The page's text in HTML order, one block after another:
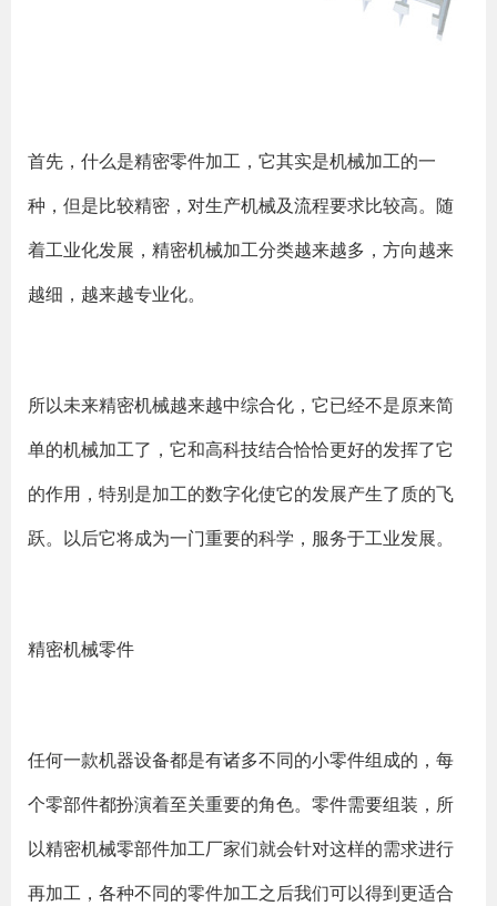
首先，什么是精密零件加工，它其实是机械加工的一
种，但是比较精密，对生产机械及流程要求比较高。随
着工业化发展，精密机械加工分类越来越多，方向越来
越细，越来越专业化。
所以未来精密机械越来越中综合化，它已经不是原来简
单的机械加工了，它和高科技结合恰恰更好的发挥了它
的作用，特别是加工的数字化使它的发展产生了质的飞
跃。以后它将成为一门重要的科学，服务于工业发展。
精密机械零件
任何一款机器设备都是有诸多不同的小零件组成的，每
个零部件都扮演着至关重要的角色。零件需要组装，所
以精密机械零部件加工厂家们就会针对这样的需求进行
再加工，各种不同的零件加工之后我们可以得到更适合